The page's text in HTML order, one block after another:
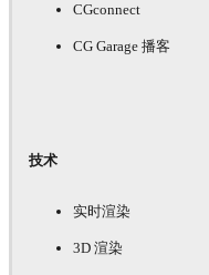
CGconnect
CG Garage 播客
技术
实时渲染
3D 渲染